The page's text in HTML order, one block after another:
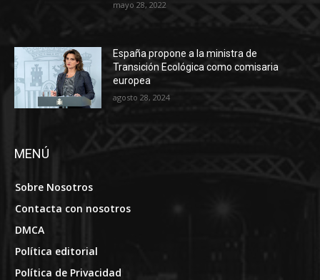
mayo 28, 2022
España propone a la ministra de
Transición Ecológica como comisaria
europea
agosto 28, 2024
MENÚ
Sobre Nosotros
Contacta con nosotros
DMCA
Política editorial
Política de Privacidad